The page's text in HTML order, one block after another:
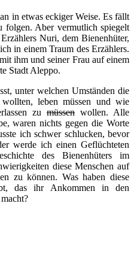
in etwas eckiger Weise. Es fällt
folgen. Aber vermutlich spiegelt
Nuri, dem Bienenhüter,
in einem Traum des Erzählers.
ihm und seiner Frau auf einem
Stadt Aleppo.
unter welchen Umständen die
leben müssen und wie
zu müssen wollen. Alle
waren nichts gegen die Worte
ich schwer schlucken, bevor
werde ich einen Geflüchteten
des Bienenhüters im
diese Menschen auf
zu können. Was haben diese
das ihr Ankommen in den